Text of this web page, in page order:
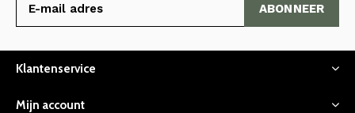
ABONNEER
Klantenservice
Mijn account